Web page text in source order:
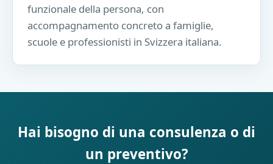
funzionale della persona, con
accompagnamento concreto a famiglie,
scuole e professionisti in Svizzera italiana.
Hai bisogno di una consulenza o di
un preventivo?